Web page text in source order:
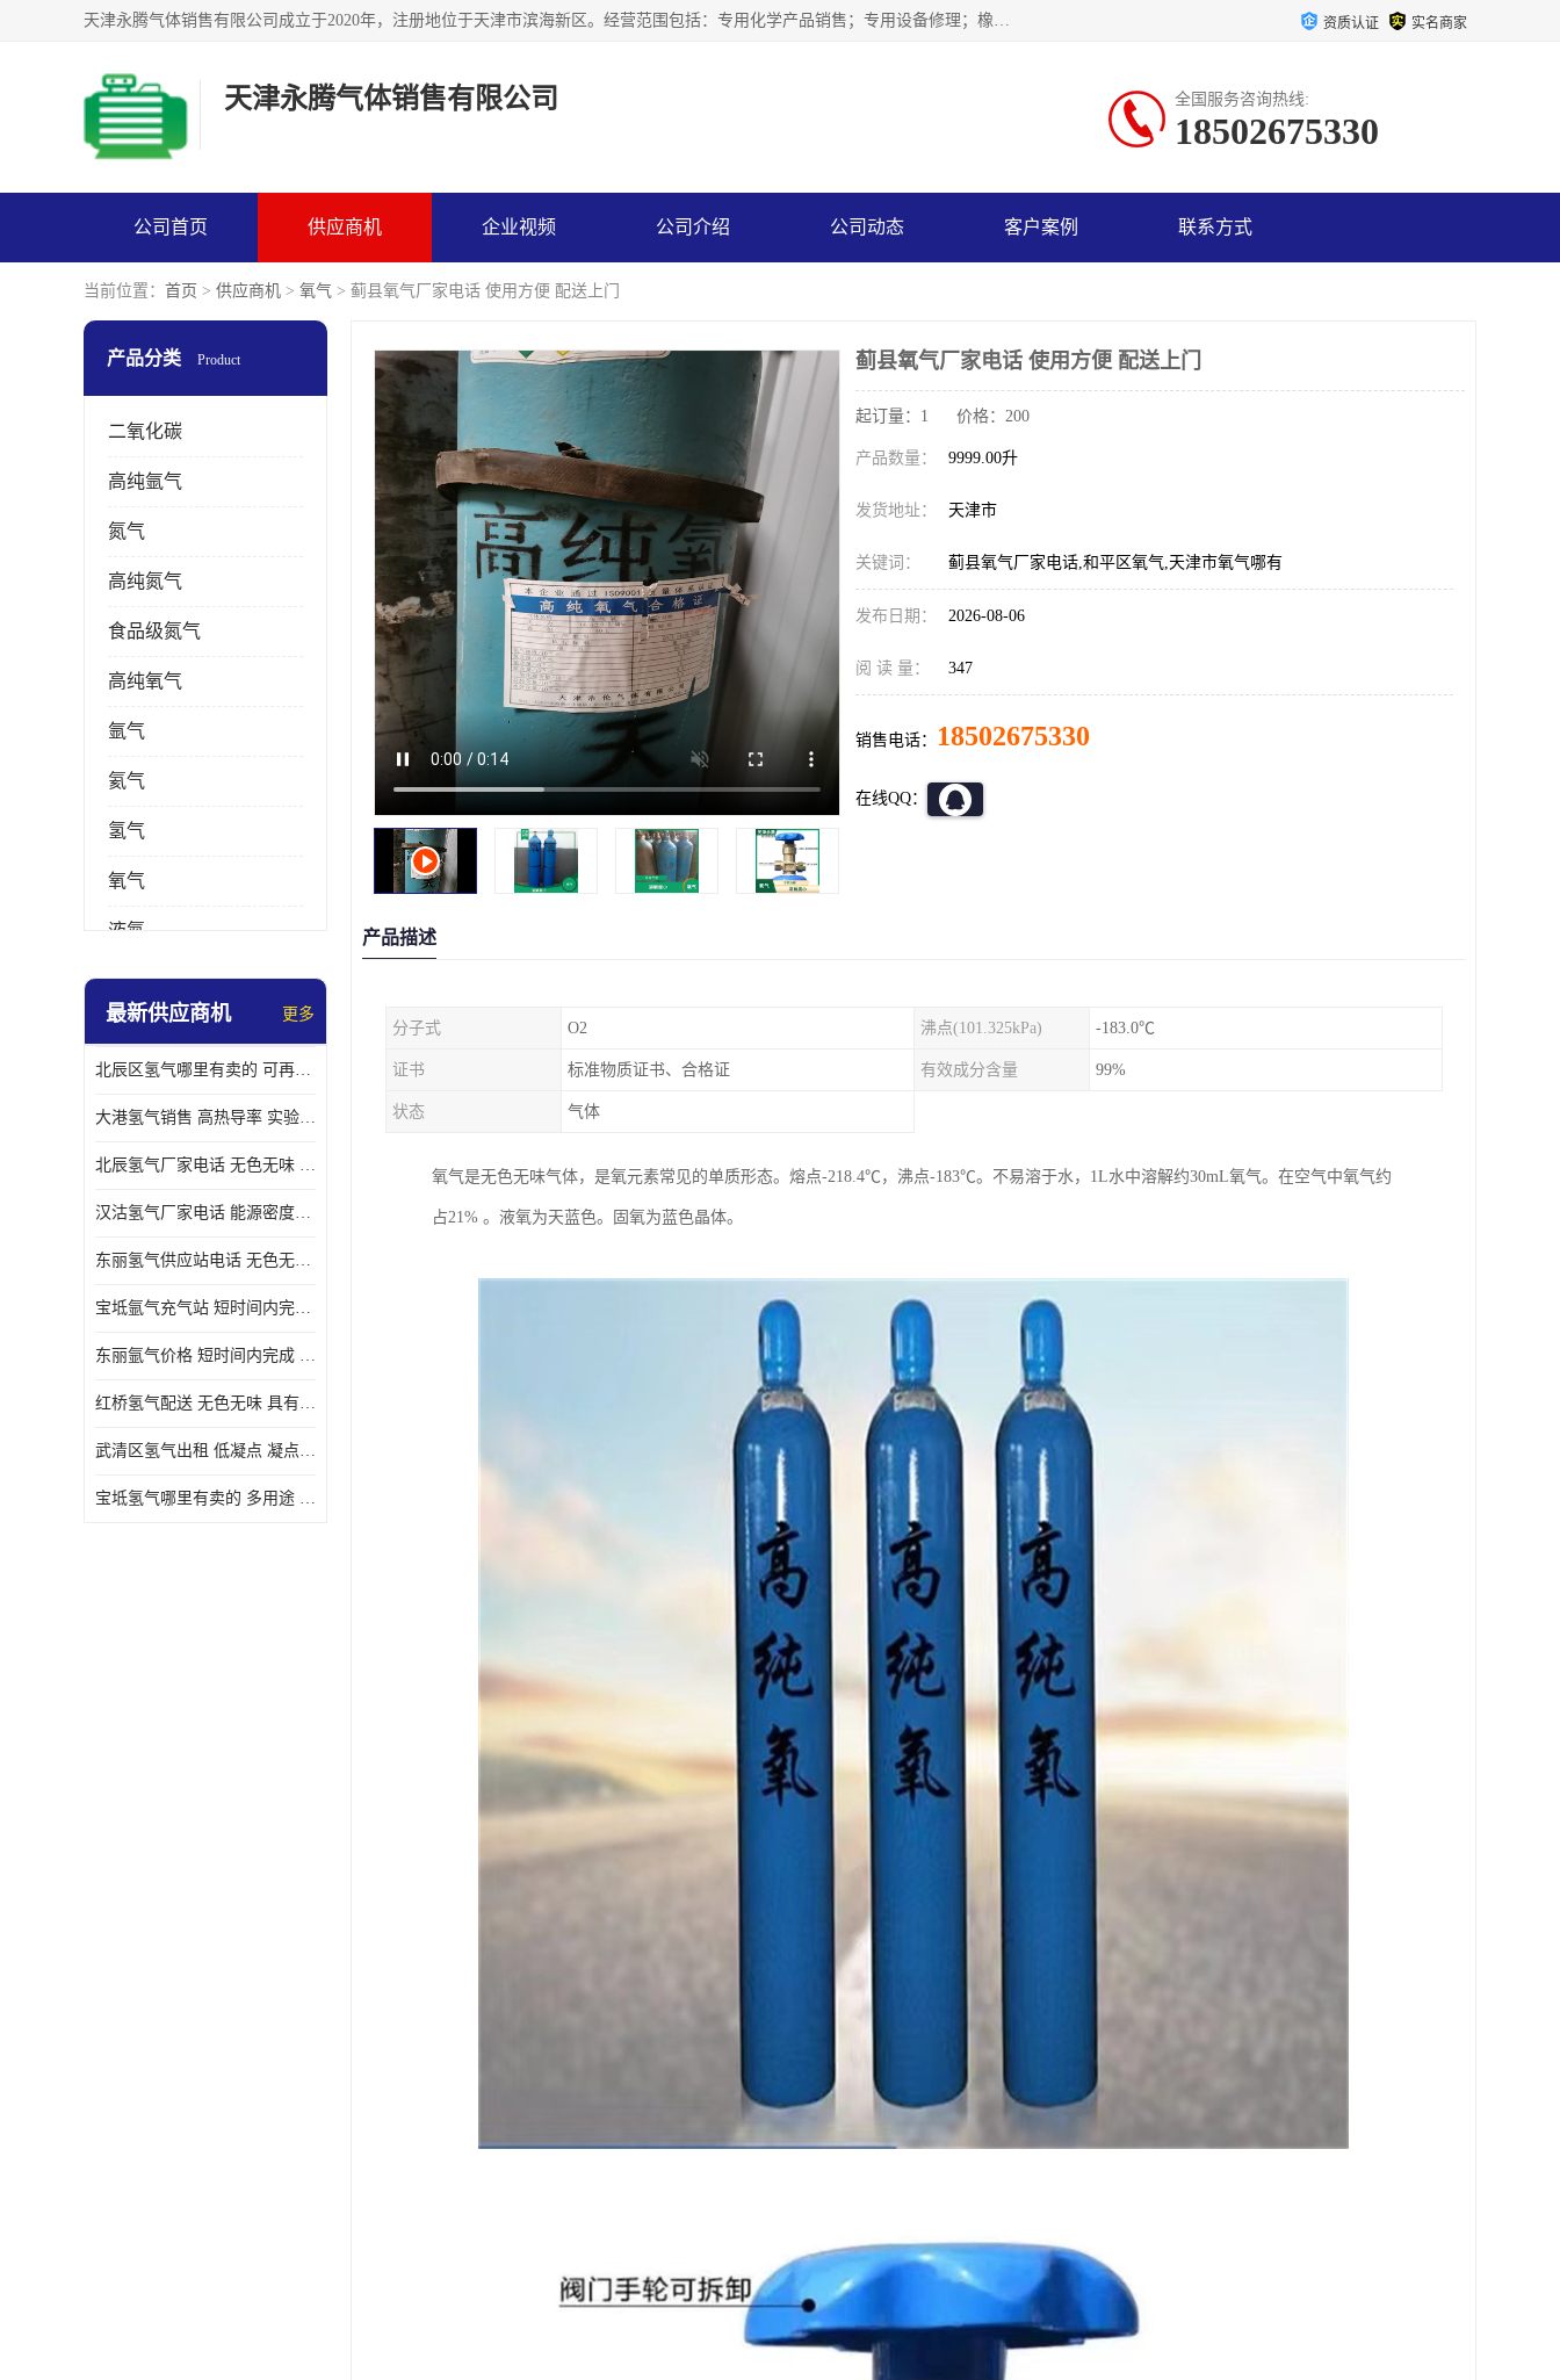
天津永腾气体销售有限公司成立于2020年，注册地位于天津市滨海新区。经营范围包括：专用化学产品销售；专用设备修理；橡胶制品销售；气体压缩机械销售；特种设备销售；仪器仪表销售；机械设备租赁；五金产品批发；食品添加剂销售等，主要供应：氧气、乙炔、氮气、氩气、氢气、氦气、液氨、液氮、一氧化碳、二氧化碳等，各种工业气体，高纯气体，食品级气体。 资质认证 实名商家
天津永腾气体销售有限公司 全国服务咨询热线:
18502675330
公司首页 供应商机 企业视频 公司介绍 公司动态 客户案例 联系方式
当前位置： 首页 > 供应商机 > 氧气 > 蓟县氧气厂家电话 使用方便 配送上门
产品分类 Product
二氧化碳
高纯氩气
氮气
高纯氮气
食品级氮气
高纯氧气
氩气
氦气
氢气
氧气
液氮
乙炔
最新供应商机 更多
北辰区氢气哪里有卖的 可再生 实验室应用
大港氢气销售 高热导率 实验室应用
北辰氢气厂家电话 无色无味 凝点为-259
汉沽氢气厂家电话 能源密度高 储存和传输便利
东丽氢气供应站电话 无色无味 储存和传输便利
宝坻氩气充气站 短时间内完成 人员经过培训
东丽氩气价格 短时间内完成 物流管理优良
红桥氢气配送 无色无味 具有较低的密度
武清区氢气出租 低凝点 凝点为-259
宝坻氢气哪里有卖的 多用途 可以在空气中上升
蓟县氧气厂家电话 使用方便 配送上门
起订量：1 价格：200
产品数量： 9999.00升
发货地址： 天津市
关键词： 蓟县氧气厂家电话,和平区氧气,天津市氧气哪有
发布日期： 2026-08-06
阅 读 量： 347
销售电话： 18502675330
在线QQ：
产品描述
分子式 O2 沸点(101.325kPa) -183.0℃
证书 标准物质证书、合格证 有效成分含量 99%
状态 气体
氧气是无色无味气体，是氧元素常见的单质形态。熔点-218.4℃，沸点-183℃。不易溶于水，1L水中溶解约30mL氧气。在空气中氧气约
占21% 。液氧为天蓝色。固氧为蓝色晶体。